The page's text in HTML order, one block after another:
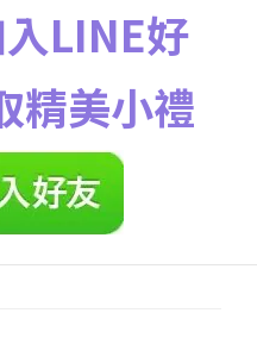
LINE好
精美小禮